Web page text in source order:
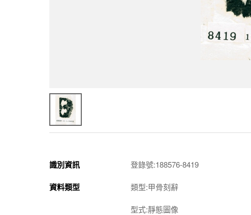
識別資訊 登錄號:188576-8419
資料類型 類型:甲骨刻辭
型式:靜態圖像